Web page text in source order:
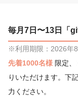
毎月7日〜13日「
※利用期限：2026年
先着1000名様 限定、
りいただけます。下
力ください。